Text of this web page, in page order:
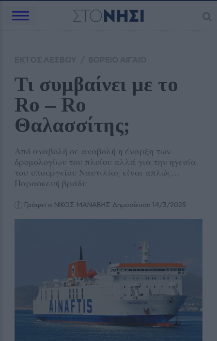
Τι συμβαίνει με το
Ro – Ro
Θαλασσίτης;
Από αναβολή σε αναβολή η έναρξη των
δρομολογίων του πλοίου αλλά για την ηγεσία
του υπουργείου Ναυτιλίας είναι απλώς…
Παρασκευή βράδυ
Γράφει ο ΝΙΚΟΣ ΜΑΝΑΒΗΣ Δημοσίευση 14/3/2025